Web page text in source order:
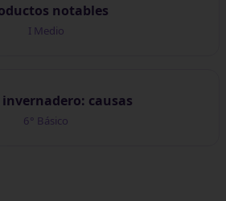
notables
I Medio
invernadero: causas
6° Básico